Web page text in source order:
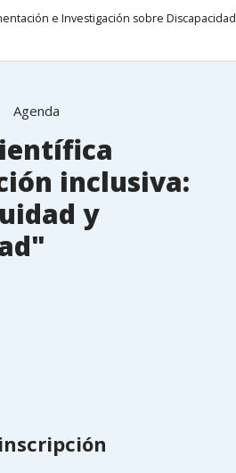
Agenda
inclusiva:
y